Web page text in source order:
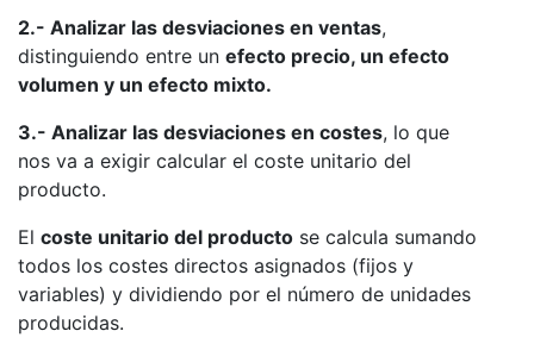
2.- Analizar las desviaciones en ventas,
distinguiendo entre un efecto precio, un efecto
volumen y un efecto mixto.
3.- Analizar las desviaciones en costes, lo que
nos va a exigir calcular el coste unitario del
producto.
El coste unitario del producto se calcula sumando
todos los costes directos asignados (fijos y
variables) y dividiendo por el número de unidades
producidas.